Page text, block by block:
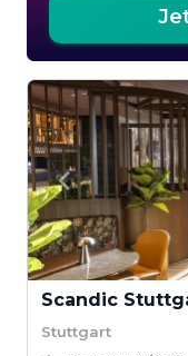
Scandic
Stuttgart